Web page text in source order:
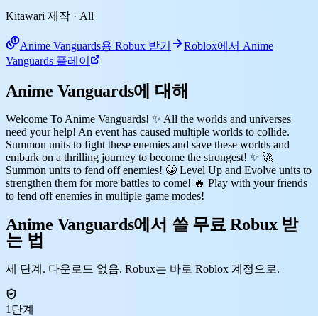
Kitawari 제작 · All
Anime Vanguards용 Robux 받기
Roblox에서 Anime
Vanguards 플레이
Anime Vanguards에 대해
Welcome To Anime Vanguards! ✨ All the worlds and universes
need your help! An event has caused multiple worlds to collide.
Summon units to fight these enemies and save these worlds and
embark on a thrilling journey to become the strongest! ✨ 🚀
Summon units to fend off enemies! 🤩 Level Up and Evolve units to
strengthen them for more battles to come! 🔥 Play with your friends
to fend off enemies in multiple game modes!
Anime Vanguards에서 쓸 무료 Robux 받
는 법
세 단계. 다운로드 없음. Robux는 바로 Roblox 계정으로.
1단계